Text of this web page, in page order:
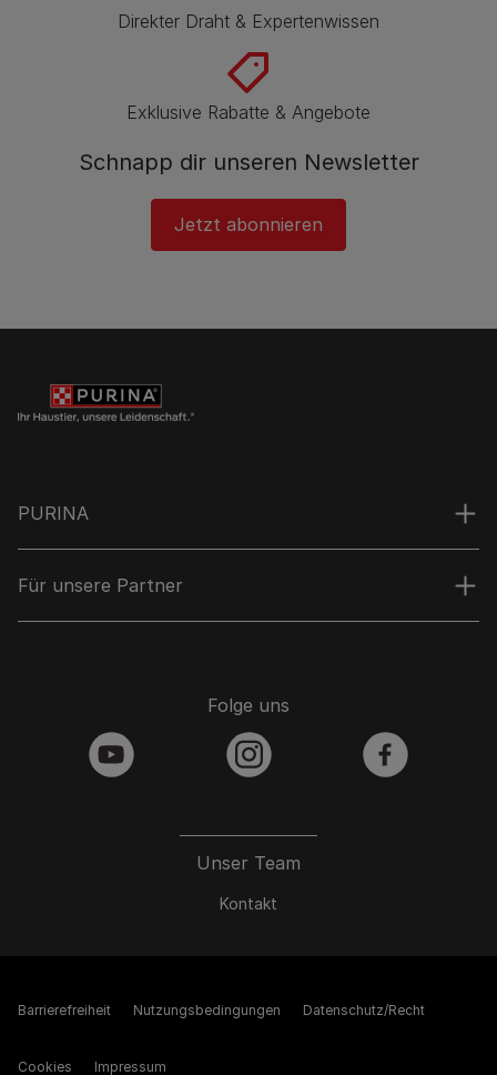
Direkter Draht & Expertenwissen
Exklusive Rabatte & Angebote
Schnapp dir unseren Newsletter
Jetzt abonnieren
PURINA
Für unsere Partner
Unser Team
Kontakt
Folge uns
youtube instagram facebook
Barrierefreiheit Nutzungsbedingungen Datenschutz/Recht
Cookies Impressum